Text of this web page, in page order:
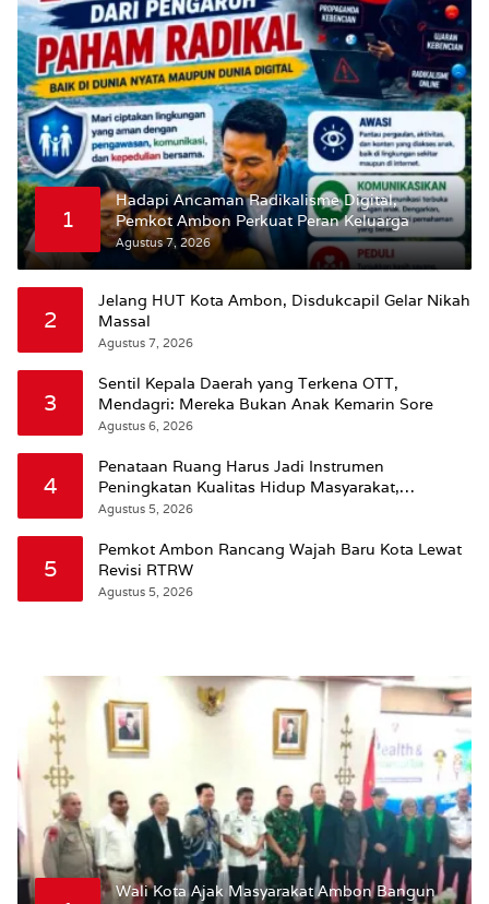
1
Hadapi Ancaman Radikalisme Digital,
Pemkot Ambon Perkuat Peran Keluarga
Agustus 7, 2026
2
Jelang HUT Kota Ambon, Disdukcapil Gelar Nikah
Massal
Agustus 7, 2026
3
Sentil Kepala Daerah yang Terkena OTT,
Mendagri: Mereka Bukan Anak Kemarin Sore
Agustus 6, 2026
4
Penataan Ruang Harus Jadi Instrumen
Peningkatan Kualitas Hidup Masyarakat,
Wattimena: Revisi RT-RW Ditetapkan Pemkot
Agustus 5, 2026
5
Pemkot Ambon Rancang Wajah Baru Kota Lewat
Revisi RTRW
Agustus 5, 2026
Wali Kota Ajak Masyarakat Ambon Bangun